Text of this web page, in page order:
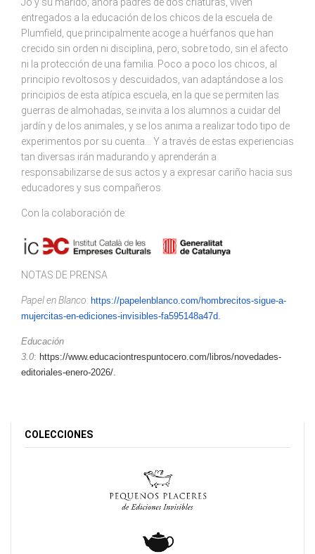
entregados a la educación de los chicos de la escuela de
Plumfield, que principalmente acoge a huérfanos que han
crecido sin orden ni disciplina, pero, sobre todo, sin el afecto
ni la protección de una familia. Poco a poco los chicos, al
principio revoltosos y descuidados, van adaptándose a los
principios de esta atípica escuela, en la que se permiten las
guerras de almohadas, se invita a los alumnos a cuidar del
jardín y de los animales, y se los anima a realizar todo tipo de
experimentos por su cuenta... Y a través de estas experiencias
tan diversas irán madurando y aprenderán a
responsabilizarse de sus actos y a expresar cariño hacia sus
educadores y sus compañeros.
Con la colaboración de:
NOTAS DE PRENSA
Papel en Blanco: https://papelenblanco.com/hombrecitos-sigue-a-
mujercitas-en-ediciones-invisibles-fa595148a47d.
Educación
3.0: https://www.educaciontrespuntocero.com/libros/novedades-
editoriales-enero-2026/.
COLECCIONES